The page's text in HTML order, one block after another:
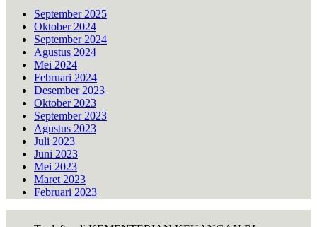
September 2025
Oktober 2024
September 2024
Agustus 2024
Mei 2024
Februari 2024
Desember 2023
Oktober 2023
September 2023
Agustus 2023
Juli 2023
Juni 2023
Mei 2023
Maret 2023
Februari 2023